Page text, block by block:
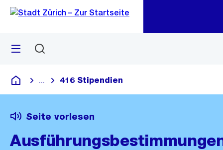
Navigation
Sprunglink
Menü
Deutsch
Blende alle Breadcrumbs ein
416 Stipendien
Seite vorlesen